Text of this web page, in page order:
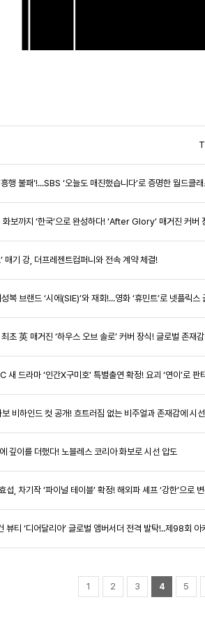
불패’!...SBS ‘오늘도 매진했습니다’로 증명한 월드클
까지 ‘한국’으로 완성하다! ‘After Glory’ 매거진 커버
기 강, 더프레젠트컴퍼니와 전속 계약 체결!
브랜드 ‘시에(SIE)’와 재회!...영화 ‘휴민트’로 넷플릭스
英 매거진 ‘하우스 오브 솔로’ 커버 장식! 글로벌 존재
드라마 ‘인간X구미호’ 특별출연 확정! 요괴 ‘연이’로 판
비하인드 컷 공개! 흐트러짐 없는 비주얼과 존재감에 시
깊이를 더했다! 노블레스 코리아 화보로 시선 압도
, 차기작 ‘파이널 테이블’ 확정! 해외파 셰프 ‘강한’으로 변
티 ‘디어달리아’ 글로벌 앰버서더 전격 발탁!..제98회 아
1 2 3 4 5